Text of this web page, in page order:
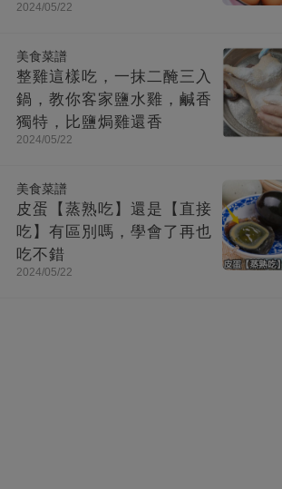
2024/05/22
美食菜譜
整雞這樣吃，一抹二醃三入
鍋，教你客家鹽水雞，鹹香
獨特，比鹽焗雞還香
2024/05/22
美食菜譜
皮蛋【蒸熟吃】還是【直接
吃】有區別嗎，學會了再也
吃不錯
2024/05/22